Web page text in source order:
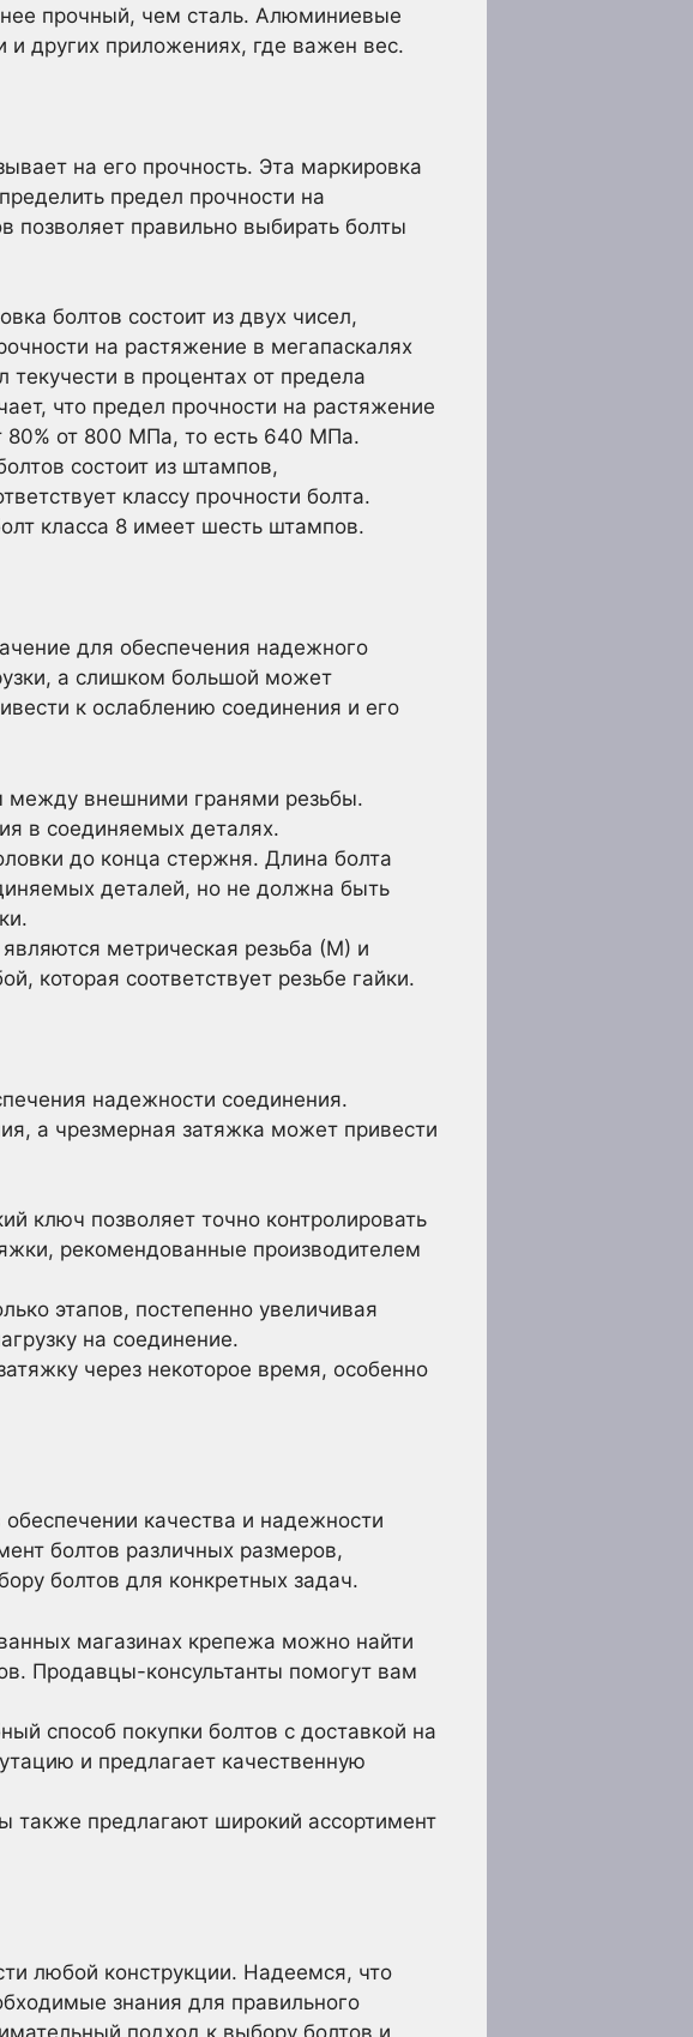
прочный, чем сталь. Алюминиевые
других приложениях, где важен вес.
на его прочность. Эта маркировка
предел прочности на
позволяет правильно выбирать болты
болтов состоит из двух чисел,
на растяжение в мегапаскалях
в процентах от предела
что предел прочности на растяжение
80% от 800 МПа, то есть 640 МПа.
состоит из штампов,
классу прочности болта.
класса 8 имеет шесть штампов.
для обеспечения надежного
а слишком большой может
к ослаблению соединения и его
между внешними гранями резьбы.
в соединяемых деталях.
до конца стержня. Длина болта
деталей, но не должна быть
метрическая резьба (М) и
которая соответствует резьбе гайки.
надежности соединения.
а чрезмерная затяжка может привести
ключ позволяет точно контролировать
рекомендованные производителем
этапов, постепенно увеличивая
на соединение.
через некоторое время, особенно
качества и надежности
болтов различных размеров,
болтов для конкретных задач.
магазинах крепежа можно найти
Продавцы-консультанты помогут вам
способ покупки болтов с доставкой на
и предлагает качественную
также предлагают широкий ассортимент
любой конструкции. Надеемся, что
знания для правильного
подход к выбору болтов и